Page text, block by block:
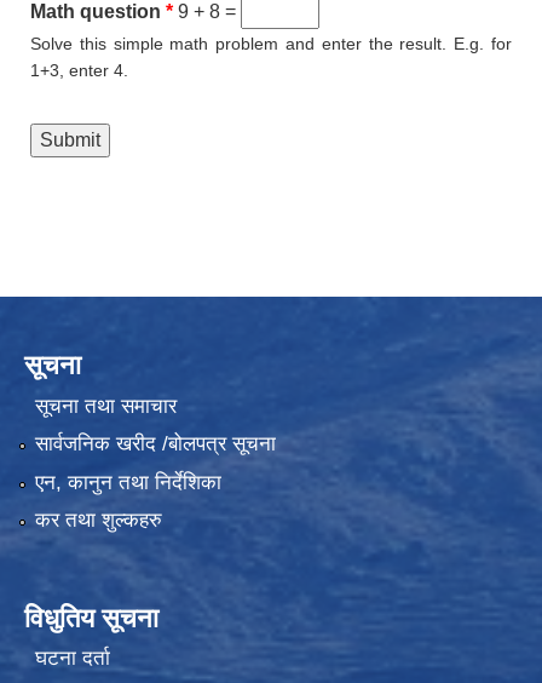
Math question * 9 + 8 =
Solve this simple math problem and enter the result. E.g. for
1+3, enter 4.
सूचना
सूचना तथा समाचार
सार्वजनिक खरीद /बोलपत्र सूचना
एन, कानुन तथा निर्देशिका
कर तथा शुल्कहरु
विधुतिय सूचना
घटना दर्ता